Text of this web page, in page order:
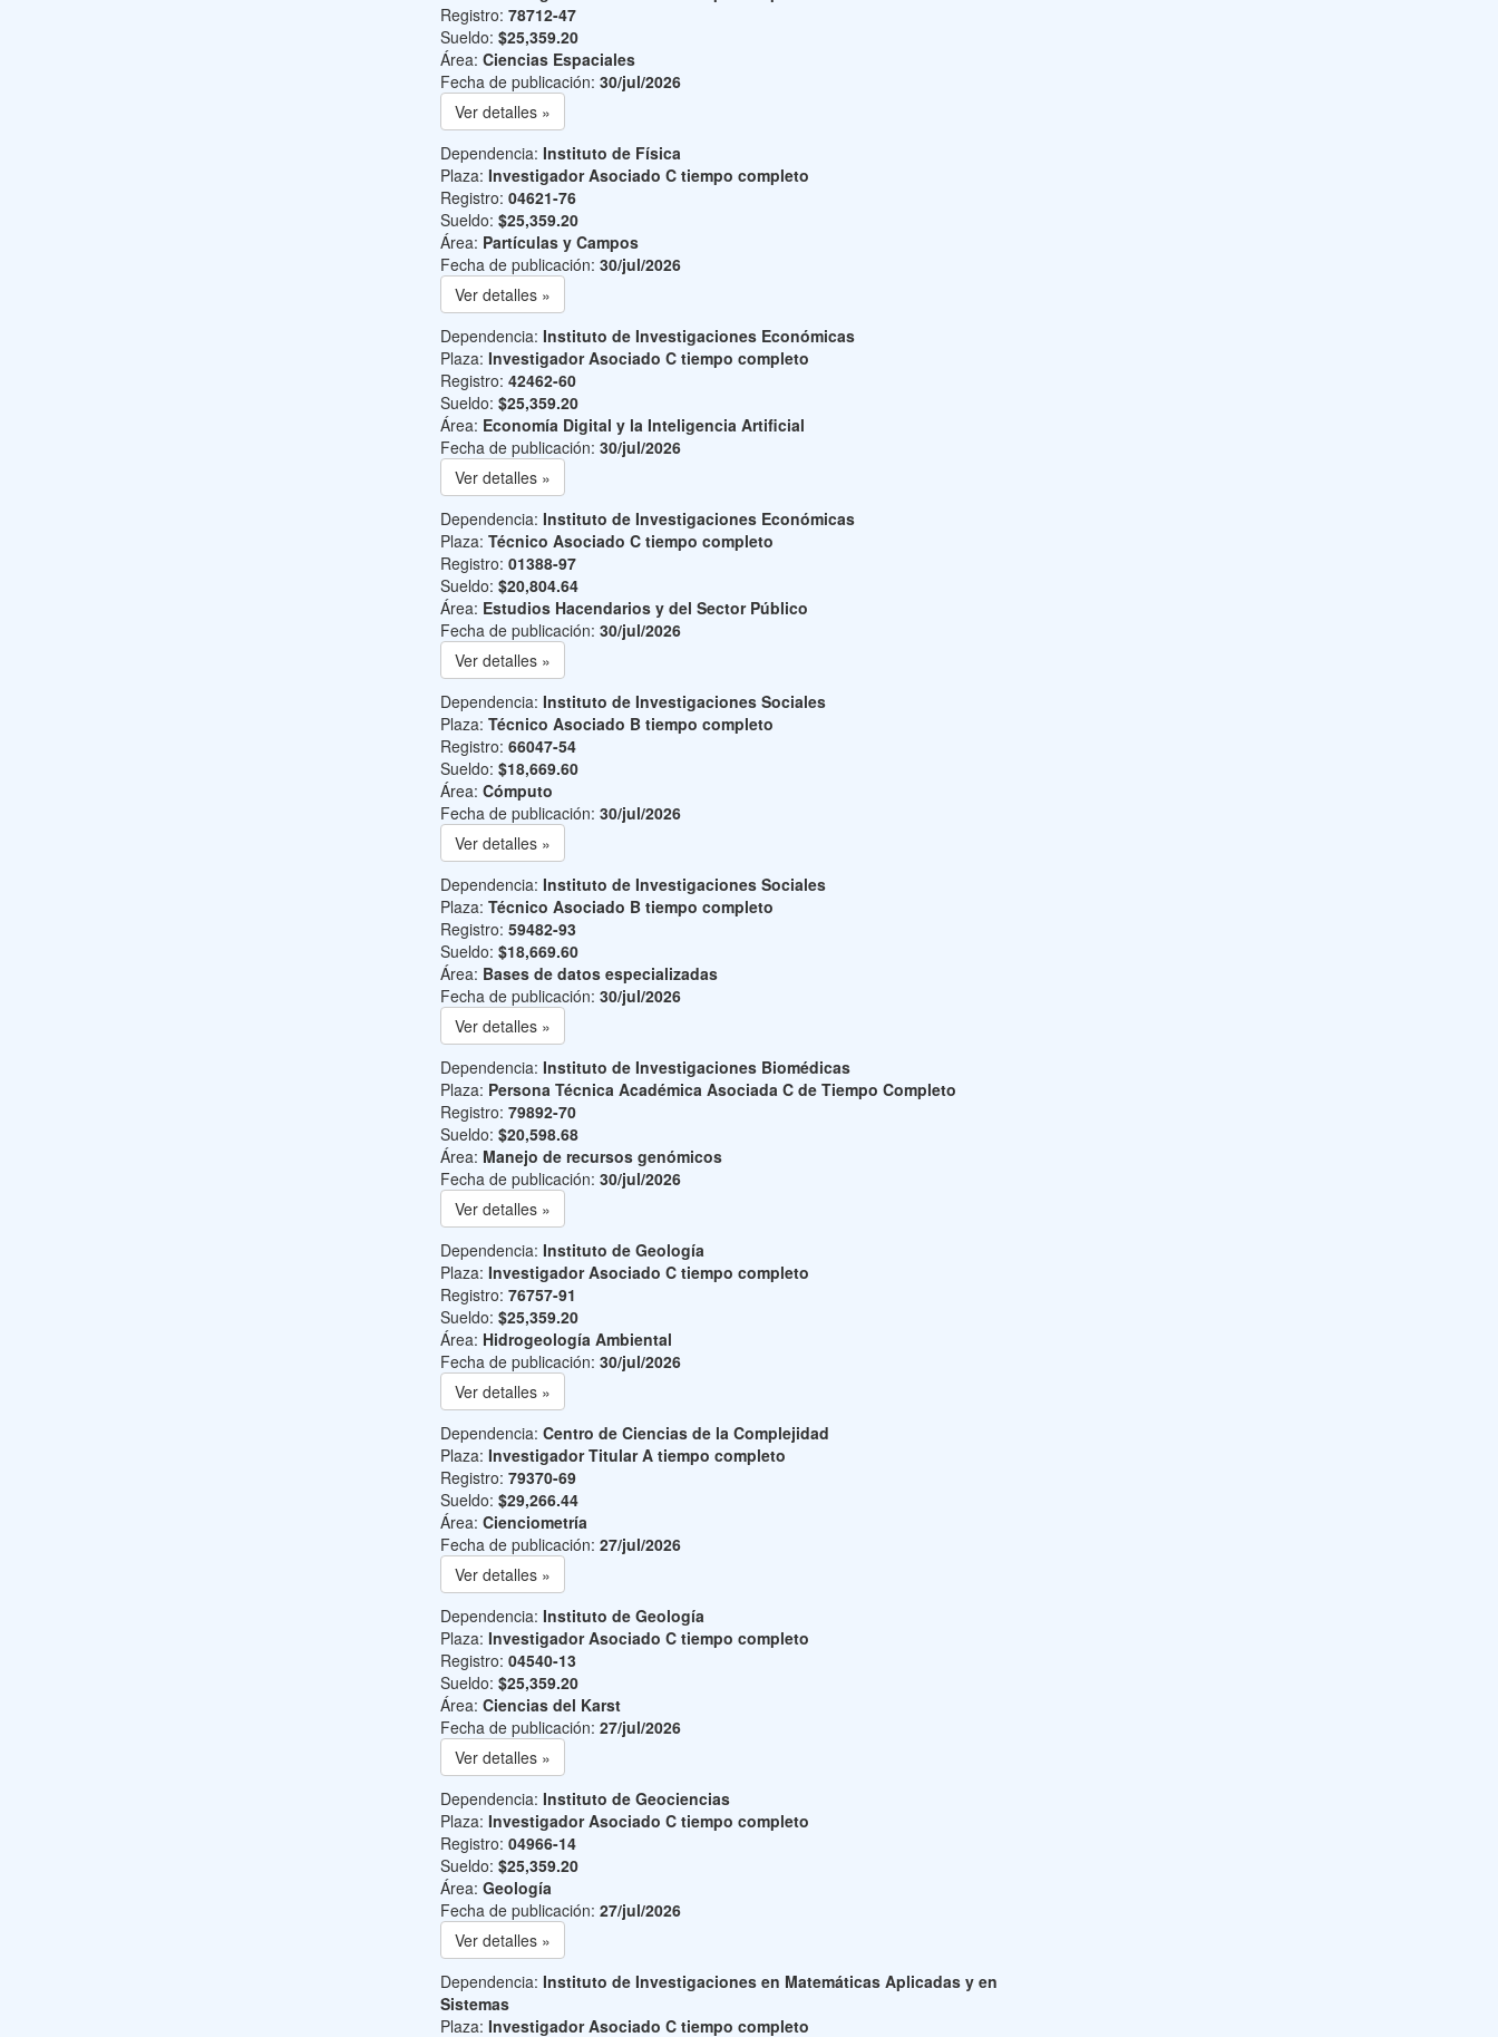
Registro: 78712-47
Sueldo: $25,359.20
Área: Ciencias Espaciales
Fecha de publicación: 30/jul/2026
Ver detalles »
Dependencia: Instituto de Física
Plaza: Investigador Asociado C tiempo completo
Registro: 04621-76
Sueldo: $25,359.20
Área: Partículas y Campos
Fecha de publicación: 30/jul/2026
Ver detalles »
Dependencia: Instituto de Investigaciones Económicas
Plaza: Investigador Asociado C tiempo completo
Registro: 42462-60
Sueldo: $25,359.20
Área: Economía Digital y la Inteligencia Artificial
Fecha de publicación: 30/jul/2026
Ver detalles »
Dependencia: Instituto de Investigaciones Económicas
Plaza: Técnico Asociado C tiempo completo
Registro: 01388-97
Sueldo: $20,804.64
Área: Estudios Hacendarios y del Sector Público
Fecha de publicación: 30/jul/2026
Ver detalles »
Dependencia: Instituto de Investigaciones Sociales
Plaza: Técnico Asociado B tiempo completo
Registro: 66047-54
Sueldo: $18,669.60
Área: Cómputo
Fecha de publicación: 30/jul/2026
Ver detalles »
Dependencia: Instituto de Investigaciones Sociales
Plaza: Técnico Asociado B tiempo completo
Registro: 59482-93
Sueldo: $18,669.60
Área: Bases de datos especializadas
Fecha de publicación: 30/jul/2026
Ver detalles »
Dependencia: Instituto de Investigaciones Biomédicas
Plaza: Persona Técnica Académica Asociada C de Tiempo Completo
Registro: 79892-70
Sueldo: $20,598.68
Área: Manejo de recursos genómicos
Fecha de publicación: 30/jul/2026
Ver detalles »
Dependencia: Instituto de Geología
Plaza: Investigador Asociado C tiempo completo
Registro: 76757-91
Sueldo: $25,359.20
Área: Hidrogeología Ambiental
Fecha de publicación: 30/jul/2026
Ver detalles »
Dependencia: Centro de Ciencias de la Complejidad
Plaza: Investigador Titular A tiempo completo
Registro: 79370-69
Sueldo: $29,266.44
Área: Cienciometría
Fecha de publicación: 27/jul/2026
Ver detalles »
Dependencia: Instituto de Geología
Plaza: Investigador Asociado C tiempo completo
Registro: 04540-13
Sueldo: $25,359.20
Área: Ciencias del Karst
Fecha de publicación: 27/jul/2026
Ver detalles »
Dependencia: Instituto de Geociencias
Plaza: Investigador Asociado C tiempo completo
Registro: 04966-14
Sueldo: $25,359.20
Área: Geología
Fecha de publicación: 27/jul/2026
Ver detalles »
Dependencia: Instituto de Investigaciones en Matemáticas Aplicadas y en
Sistemas
Plaza: Investigador Asociado C tiempo completo